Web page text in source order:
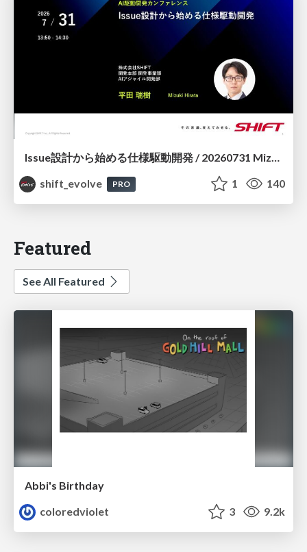
Issue設計から始める仕様駆動開発 / 20260731 Mizuki Hirata
shift_evolve
PRO 1 140
Featured
See All Featured
Abbi's Birthday
coloredviolet
3 9.2k